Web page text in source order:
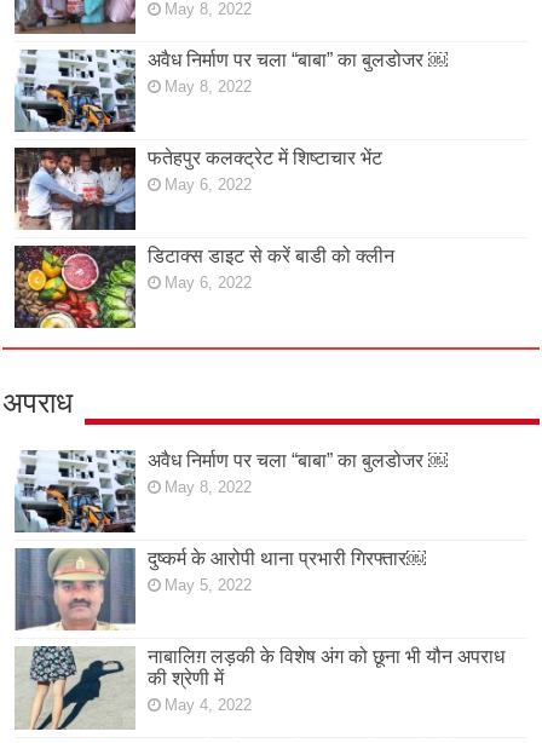
May 8, 2022
अवैध निर्माण पर चला “बाबा” का बुलडोजर ￼
May 8, 2022
फतेहपुर कलक्ट्रेट में शिष्टाचार भेंट
May 6, 2022
डिटाक्स डाइट से करें बाडी को क्लीन
May 6, 2022
अपराध
अवैध निर्माण पर चला “बाबा” का बुलडोजर ￼
May 8, 2022
दुष्कर्म के आरोपी थाना प्रभारी गिरफ्तार￼
May 5, 2022
नाबालिग़ लड़की के विशेष अंग को छूना भी यौन अपराध
की श्रेणी में
May 4, 2022